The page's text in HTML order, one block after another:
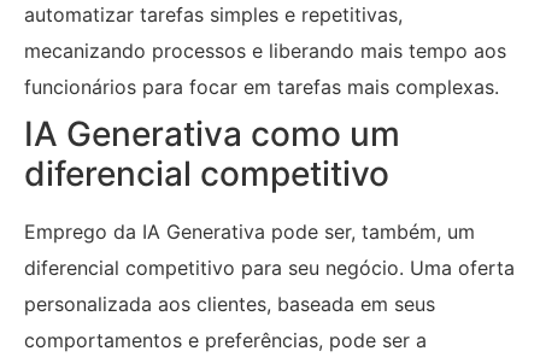
automatizar tarefas simples e repetitivas,
mecanizando processos e liberando mais tempo aos
funcionários para focar em tarefas mais complexas.
IA Generativa como um
diferencial competitivo
Emprego da IA Generativa pode ser, também, um
diferencial competitivo para seu negócio. Uma oferta
personalizada aos clientes, baseada em seus
comportamentos e preferências, pode ser a